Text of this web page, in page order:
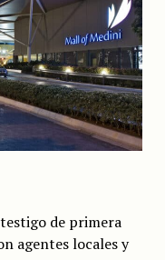
de primera
agentes locales y